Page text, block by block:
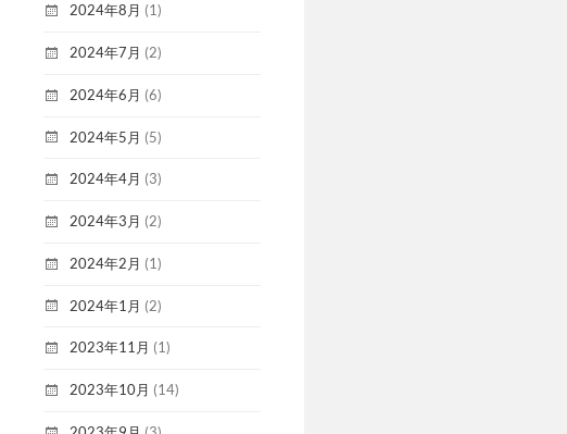
2024年8月 (1)
2024年7月 (2)
2024年6月 (6)
2024年5月 (5)
2024年4月 (3)
2024年3月 (2)
2024年2月 (1)
2024年1月 (2)
2023年11月 (1)
2023年10月 (14)